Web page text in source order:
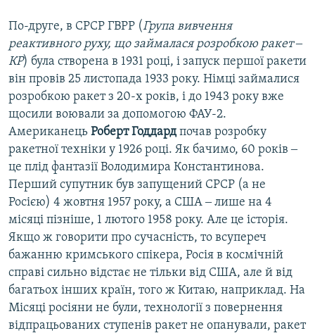
По-друге, в СРСР ГВРР (Група вивчення
реактивного руху, що займалася розробкою ракет ‒
КР) була створена в 1931 році, і запуск першої ракети
він провів 25 листопада 1933 року. Німці займалися
розробкою ракет з 20-х років, і до 1943 року вже
щосили воювали за допомогою ФАУ-2.
Американець Роберт Годдардпочав розробку
ракетної техніки у 1926 році. Як бачимо, 60 років ‒
це плід фантазії Володимира Константинова.
Перший супутник був запущений СРСР (а не
Росією) 4 жовтня 1957 року, а США ‒ лише на 4
місяці пізніше, 1 лютого 1958 року. Але це історія.
Якщо ж говорити про сучасність, то всупереч
бажанню кримського спікера, Росія в космічній
справі сильно відстає не тільки від США, але й від
багатьох інших країн, того ж Китаю, наприклад. На
Місяці росіяни не були, технології з повернення
відпрацьованих ступенів ракет не опанували, ракет